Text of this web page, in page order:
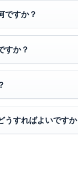
ですか？
すか？
うすればよいです